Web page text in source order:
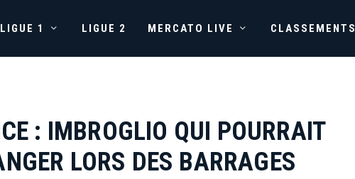
LIGUE 1 LIGUE 2 MERCATO LIVE CLASSEMENTS
: IMBROGLIO QUI POURRAIT
LORS DES BARRAGES